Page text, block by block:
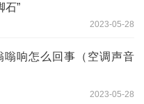
石”
2023-05-28
嗡响怎么回事（空调声音
2023-05-28